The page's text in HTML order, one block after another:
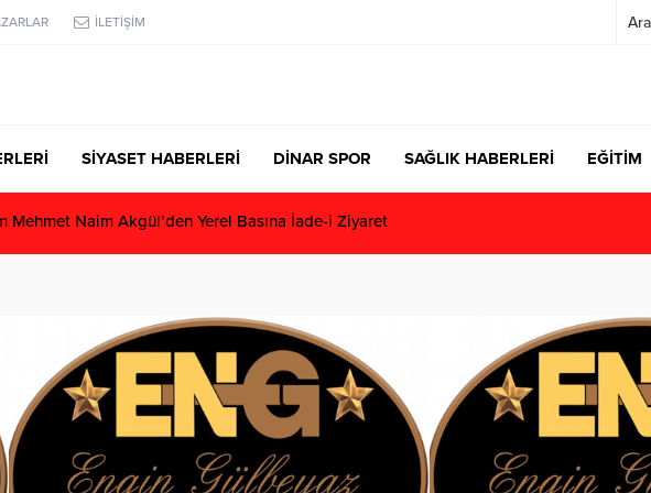
İLETİŞİM
SİYASET HABERLERİ DİNAR SPOR SAĞLIK HABERLERİ EĞİTİM
Mehmet Naim Akgül’den Yerel Basına İade-i Ziyaret